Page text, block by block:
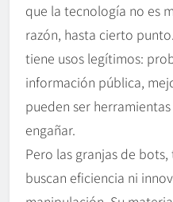
que la tecnología no es
razón, hasta cierto
tiene usos legítimos:
información pública,
pueden ser
engañar.
Pero las granjas de
buscan eficiencia ni